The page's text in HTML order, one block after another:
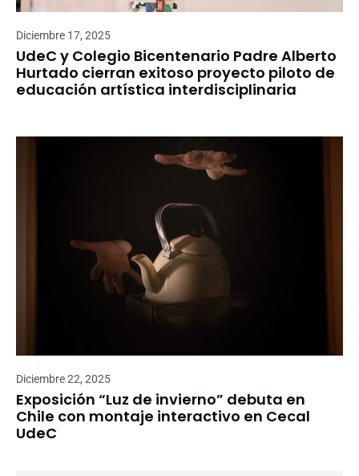
Diciembre 17, 2025
UdeC y Colegio Bicentenario Padre Alberto
Hurtado cierran exitoso proyecto piloto de
educación artística interdisciplinaria
Diciembre 22, 2025
Exposición “Luz de invierno” debuta en
Chile con montaje interactivo en Cecal
UdeC